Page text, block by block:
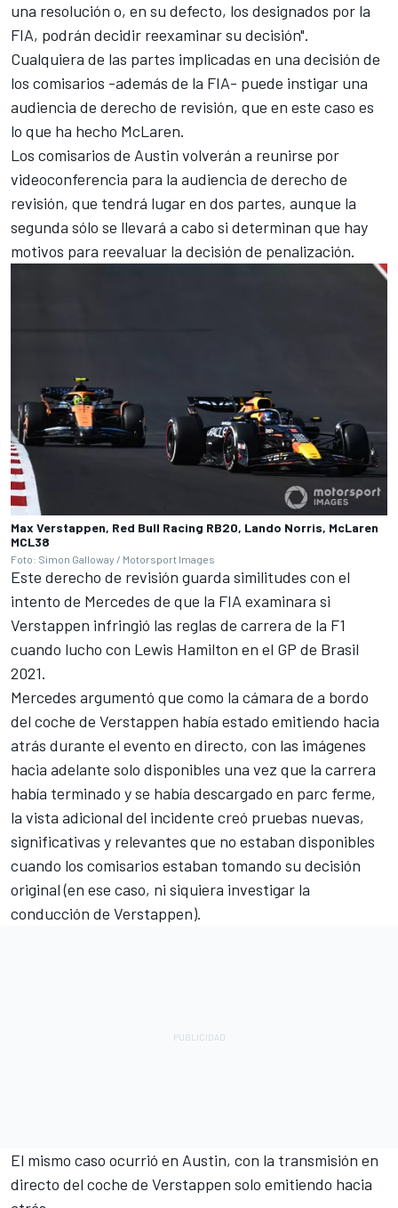
una resolución o, en su defecto, los designados por la
FIA, podrán decidir reexaminar su decisión".
Cualquiera de las partes implicadas en una decisión de
los comisarios -además de la FIA- puede instigar una
audiencia de derecho de revisión, que en este caso es
lo que ha hecho McLaren.
Los comisarios de Austin volverán a reunirse por
videoconferencia para la audiencia de derecho de
revisión, que tendrá lugar en dos partes, aunque la
segunda sólo se llevará a cabo si determinan que hay
motivos para reevaluar la decisión de penalización.
Max Verstappen, Red Bull Racing RB20, Lando Norris, McLaren
MCL38
Foto: Simon Galloway / Motorsport Images
Este derecho de revisión guarda similitudes con el
intento de Mercedes de que la FIA examinara si
Verstappen infringió las reglas de carrera de la F1
cuando lucho con Lewis Hamilton en el GP de Brasil
2021.
Mercedes argumentó que como la cámara de a bordo
del coche de Verstappen había estado emitiendo hacia
atrás durante el evento en directo, con las imágenes
hacia adelante solo disponibles una vez que la carrera
había terminado y se había descargado en parc ferme,
la vista adicional del incidente creó pruebas nuevas,
significativas y relevantes que no estaban disponibles
cuando los comisarios estaban tomando su decisión
original (en ese caso, ni siquiera investigar la
conducción de Verstappen).
El mismo caso ocurrió en Austin, con la transmisión en
directo del coche de Verstappen solo emitiendo hacia